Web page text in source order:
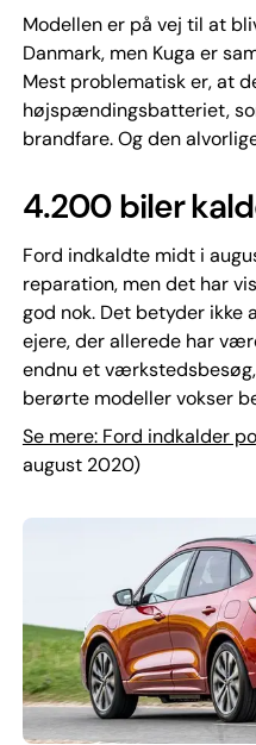
Modellen er på vej til at
Danmark, men Kuga er
Mest problematisk er, at
højspændingsbatteriet,
brandfare. Og den
4.200 biler
Ford indkaldte midt i
reparation, men det har
god nok. Det betyder ikke
ejere, der allerede har
endnu et
berørte modeller vokser
Se mere: Ford indkalder
august 2020)